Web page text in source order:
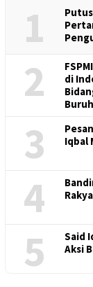
1
2
di
Buruh
3
Iqbal
4
5
Said
Aksi